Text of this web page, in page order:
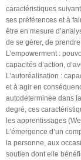
caractéristiques
ses préférences et à
être en mesure
de se gérer, de
L’empowerment :
capacités d’action,
L’autoréalisation :
et à agir en
autodéterminée dans
degré, ces
les apprentissages
L’émergence d’un
la personne, aux
soutien dont elle